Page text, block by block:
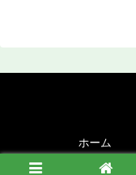
ホーム